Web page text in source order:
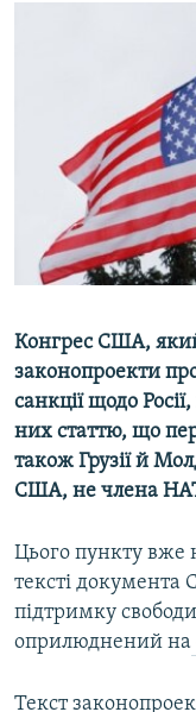
ВІДЕОУРОКИ «ELIFBE»
СВІДЧЕННЯ ОКУПАЦІЇ
УКРАЇНСЬКА
ІНФОГРАФІКА
ЯК ОБІЙТИ
Русский
Qırımtatar
ДОЛУЧАЙСЯ!
Усі сайти RFE/RL
Конгрес США,
законопроекти
санкції щодо
них статтю, що
також Грузії й
США, не члена
Цього пункту вже
тексті документа
підтримку
оприлюднений на
Текст